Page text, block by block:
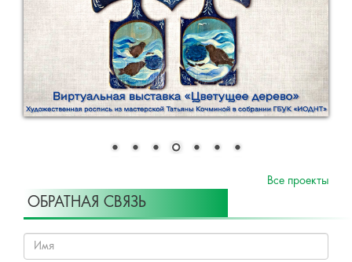
Все проекты
ОБРАТНАЯ СВЯЗЬ